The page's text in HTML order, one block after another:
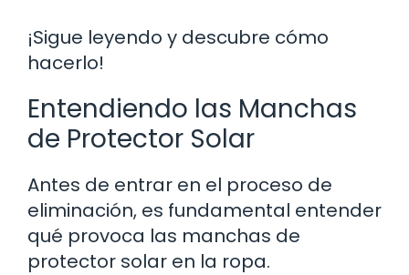
¡Sigue leyendo y descubre cómo
hacerlo!
Entendiendo las Manchas
de Protector Solar
Antes de entrar en el proceso de
eliminación, es fundamental entender
qué provoca las manchas de
protector solar en la ropa.